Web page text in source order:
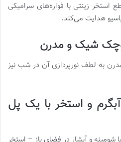
استخر زینتی با فواره‌های سرامیکی
هدایت می‌کند.
شیک و مدرن
به لطف نورپردازی آن در شب نیز
و استخر با یک پل